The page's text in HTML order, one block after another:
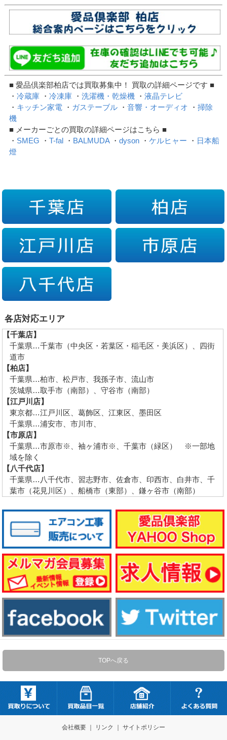
■ 愛品倶楽部柏店では買取募集中！ 買取の詳細ページです ■
・冷蔵庫 ・冷凍庫 ・洗濯機・乾燥機 ・液晶テレビ
・ キッチン家電 ・ ガステーブル ・音響・オーディオ ・掃除
機
■ メーカーごとの買取の詳細ページはこちら ■
・ SMEG ・T-fal ・ BALMUDA・dyson ・ケルヒャー ・ 日本船
燈
各店対応エリア
【千葉店】
千葉県…千葉市（中央区・若葉区・稲毛区・美浜区）、四街
道市
【柏店】
千葉県…柏市、松戸市、我孫子市、流山市
茨城県…取手市（南部）、守谷市（南部）
【江戸川店】
東京都…江戸川区、葛飾区、江東区、墨田区
千葉県…浦安市、市川市、
【市原店】
千葉県…市原市※、袖ヶ浦市※、千葉市（緑区） ※一部地
域を除く
【八千代店】
千葉県…八千代市、習志野市、佐倉市、印西市、白井市、千
葉市（花見川区）、船橋市（東部）、鎌ヶ谷市（南部）
TOPへ戻る
会社概要｜ リンク ｜ サイトポリシー